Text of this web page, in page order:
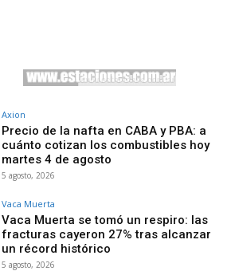
Axion
Precio de la nafta en CABA y PBA: a
cuánto cotizan los combustibles hoy
martes 4 de agosto
5 agosto, 2026
Vaca Muerta
Vaca Muerta se tomó un respiro: las
fracturas cayeron 27% tras alcanzar
un récord histórico
5 agosto, 2026